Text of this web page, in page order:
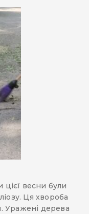
весни були
Ця хвороба
Уражені дерева